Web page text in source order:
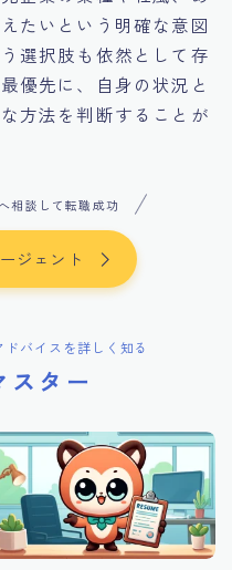
たいという明確な意図
選択肢も依然として存
優先に、自身の状況と
方法を判断することが
相談して転職成功
ジェント
バイスを詳しく知る
スター